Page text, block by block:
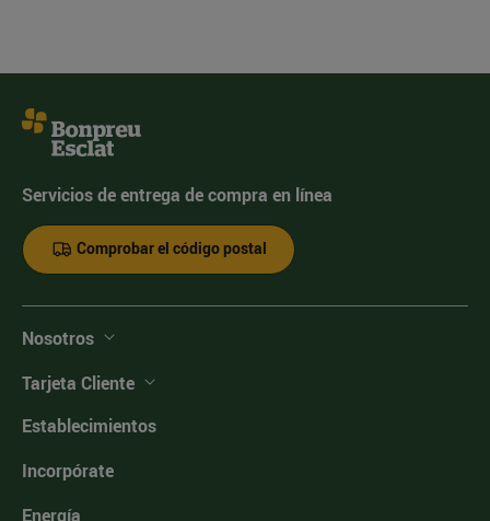
Servicios de entrega de compra en línea
Comprobar el código postal
Nosotros
Tarjeta Cliente
Establecimientos
Incorpórate
Energía